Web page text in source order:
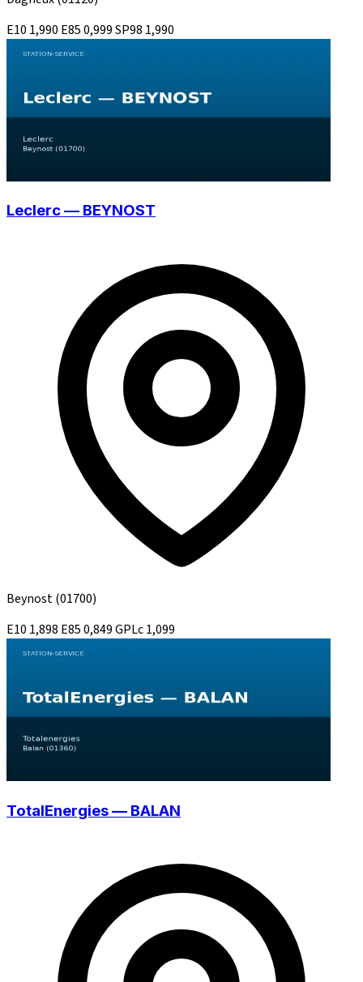
E10 1,990 E850,999SP98 1,990
Leclerc — BEYNOST
Beynost(01700)
E10 1,898 E850,849GPLc1,099
TotalEnergies — BALAN